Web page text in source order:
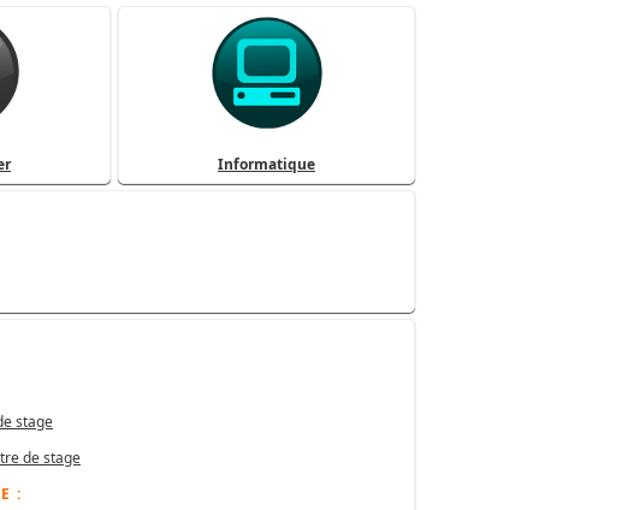
Informatique
stage
de stage
: